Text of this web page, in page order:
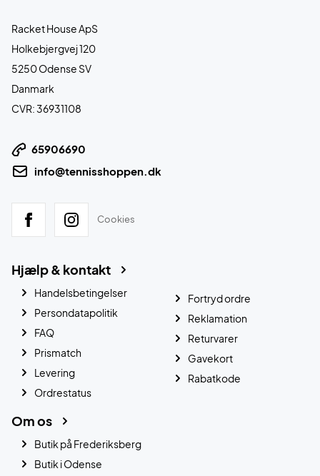
Racket House ApS
Holkebjergvej 120
5250 Odense SV
Danmark
CVR: 36931108
65906690
info@tennisshoppen.dk
Cookies
Hjælp & kontakt
Handelsbetingelser
Persondatapolitik
FAQ
Prismatch
Levering
Ordrestatus
Fortryd ordre
Reklamation
Returvarer
Gavekort
Rabatkode
Om os
Butik på Frederiksberg
Butik i Odense